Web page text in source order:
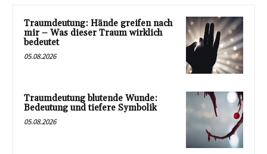
Traumdeutung: Hände greifen nach
mir – Was dieser Traum wirklich
bedeutet
05.08.2026
Traumdeutung blutende Wunde:
Bedeutung und tiefere Symbolik
05.08.2026